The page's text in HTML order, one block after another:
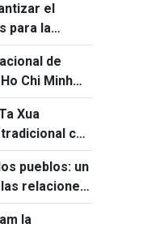
el
para la
de
Chi Minh
historia
Xua
con
pueblos: un
relaciones
la